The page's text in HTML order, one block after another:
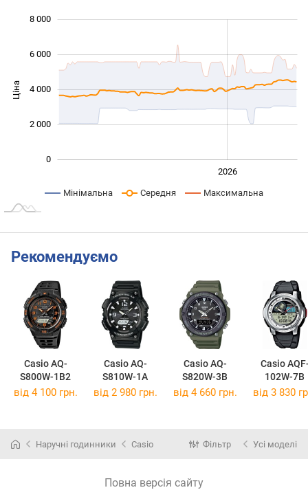
Ціна 1 000
0
2 000
4 000
6 000
8 000
2026
Мінімальна Середня Максимальна
Рекомендуємо
Casio AQ-
S800W-1B2
Casio AQ-
S810W-1A
Casio AQ-
S820W-3B
Casio
102W-7B
від 4 100 грн. від 2 980 грн. від 4 660 грн. від 3 830
Наручні годинники Casio Фільтр Усі моделі
Повна версія сайту